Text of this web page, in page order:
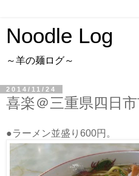
Noodle Log
～羊の麺ログ～
2014/11/24
喜楽＠三重県四日
●ラーメン並盛り600円。